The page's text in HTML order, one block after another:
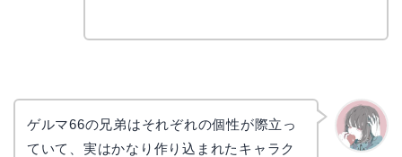
ゲルマ66の兄弟はそれぞれの個性が際立っ
ていて、実はかなり作り込まれたキャラク